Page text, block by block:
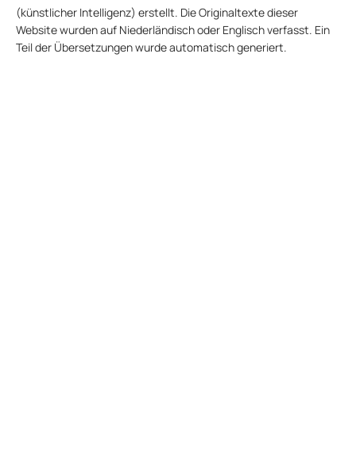
(künstlicher Intelligenz) erstellt. Die Originaltexte dieser
Website wurden auf Niederländisch oder Englisch verfasst. Ein
Teil der Übersetzungen wurde automatisch generiert.